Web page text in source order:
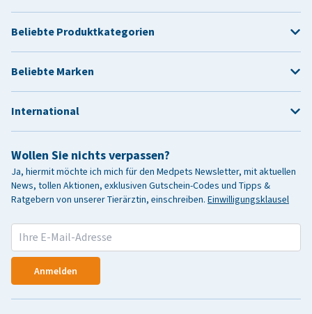
Wollen Sie nichts verpassen?
Ja, hiermit möchte ich mich für den Medpets Newsletter, mit aktuellen
News, tollen Aktionen, exklusiven Gutschein-Codes und Tipps &
Ratgebern von unserer Tierärztin, einschreiben. Einwilligungsklausel
Anmelden
Beliebte Produktkategorien
Beliebte Marken
International